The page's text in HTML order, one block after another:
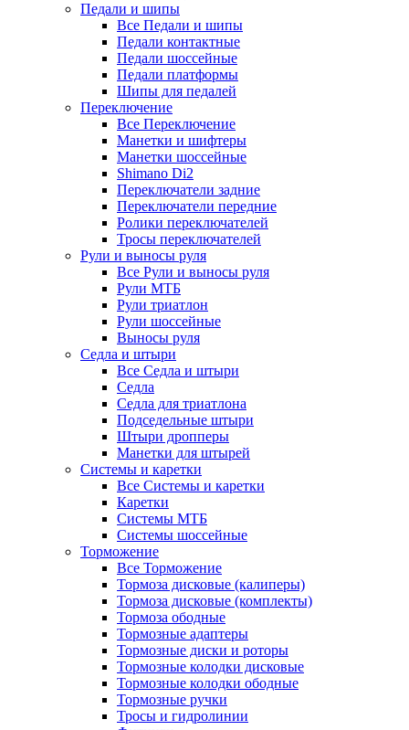
Педали и шипы
Все Педали и шипы
Педали контактные
Педали шоссейные
Педали платформы
Шипы для педалей
Переключение
Все Переключение
Манетки и шифтеры
Манетки шоссейные
Shimano Di2
Переключатели задние
Переключатели передние
Ролики переключателей
Тросы переключателей
Рули и выносы руля
Все Рули и выносы руля
Рули МТБ
Рули триатлон
Рули шоссейные
Выносы руля
Седла и штыри
Все Седла и штыри
Седла
Седла для триатлона
Подседельные штыри
Штыри дропперы
Манетки для штырей
Системы и каретки
Все Системы и каретки
Каретки
Системы МТБ
Системы шоссейные
Торможение
Все Торможение
Тормоза дисковые (калиперы)
Тормоза дисковые (комплекты)
Тормоза ободные
Тормозные адаптеры
Тормозные диски и роторы
Тормозные колодки дисковые
Тормозные колодки ободные
Тормозные ручки
Тросы и гидролинии